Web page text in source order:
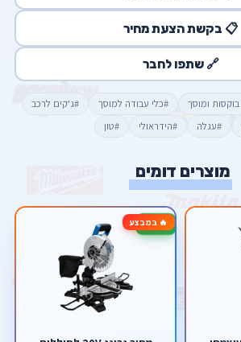
📋 בקשת הצעת מחיר
🔗 שתפו לחבר
ומוסך #כלי עבודה למוסך
#ג'קים לרכב
#עגלה #הידראולי #טון
מוצרים דומים
🔥 במבצע-33%